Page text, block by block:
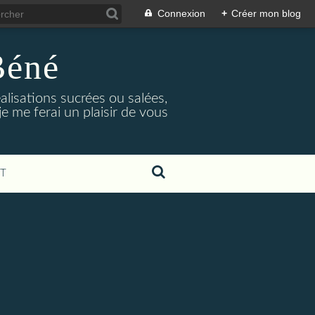
Connexion + Créer mon blog
sucrées ou salées,
me ferai un plaisir de vous